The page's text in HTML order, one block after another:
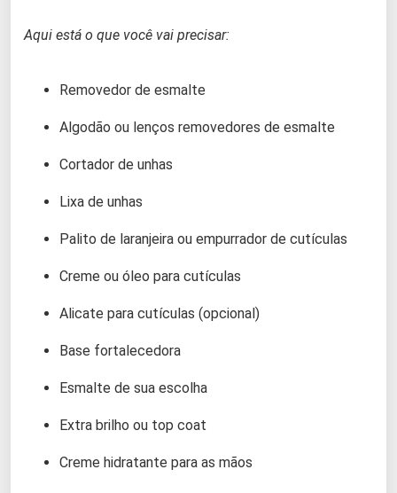
Aqui está o que você vai precisar:
Removedor de esmalte
Algodão ou lenços removedores de esmalte
Cortador de unhas
Lixa de unhas
Palito de laranjeira ou empurrador de cutículas
Creme ou óleo para cutículas
Alicate para cutículas (opcional)
Base fortalecedora
Esmalte de sua escolha
Extra brilho ou top coat
Creme hidratante para as mãos